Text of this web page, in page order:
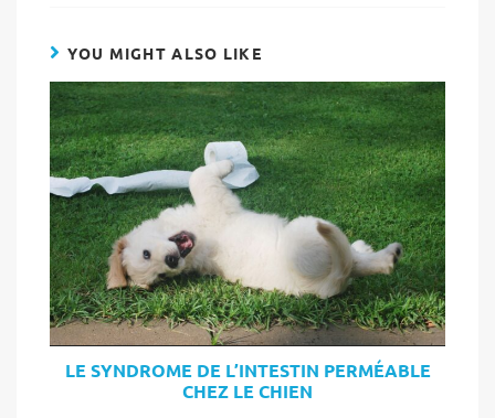
YOU MIGHT ALSO LIKE
LE SYNDROME DE L’INTESTIN PERMÉABLE
CHEZ LE CHIEN